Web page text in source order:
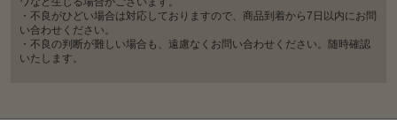
・不良がひどい場合は対応しておりますので、商品到着から7日以内にお問
い合わせください。
・不良の判断が難しい場合も、遠慮なくお問い合わせください。随時確認
いたします。